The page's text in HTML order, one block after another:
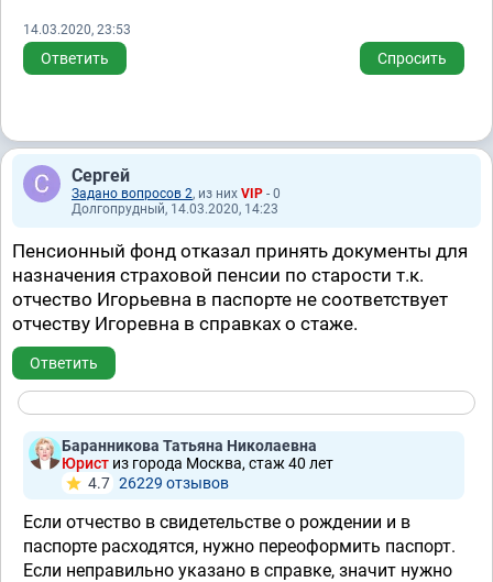
14.03.2020, 23:53
Ответить Спросить
Сергей
Задано вопросов 2, из них VIP - 0
Долгопрудный, 14.03.2020, 14:23
Пенсионный фонд отказал принять документы для
назначения страховой пенсии по старости т.к.
отчество Игорьевна в паспорте не соответствует
отчеству Игоревна в справках о стаже.
Ответить
Баранникова Татьяна Николаевна
Юрист из города Москва, стаж 40 лет
4.7 26229 отзывов
Если отчество в свидетельстве о рождении и в
паспорте расходятся, нужно переоформить паспорт.
Если неправильно указано в справке, значит нужно